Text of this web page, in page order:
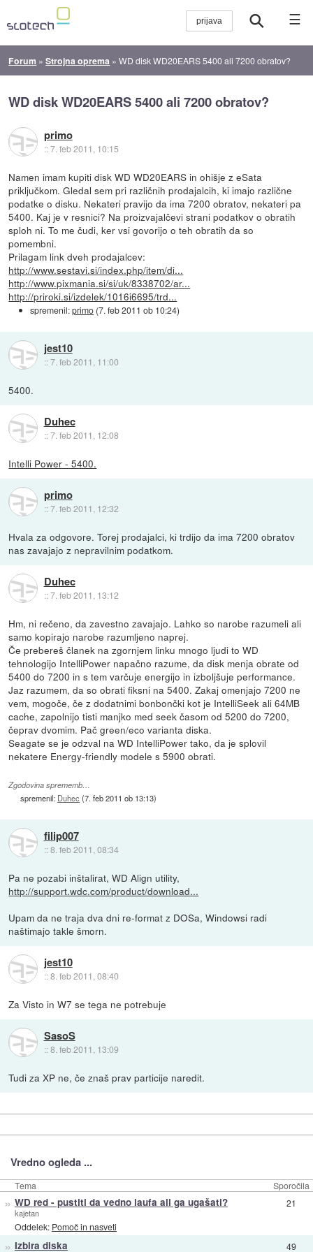
☰
Forum »Strojna oprema »WD disk WD20EARS 5400 ali 7200 obratov?
WD disk WD20EARS 5400 ali 7200 obratov?
primo
::7. feb 2011, 10:15
Namen imam kupiti disk WD WD20EARS in ohišje z eSata
priključkom. Gledal sem pri različnih prodajalcih, ki imajo različne
podatke o disku. Nekateri pravijo da ima 7200 obratov, nekateri pa
5400. Kaj je v resnici? Na proizvajalčevi strani podatkov o obratih
sploh ni. To me čudi, ker vsi govorijo o teh obratih da so
pomembni.
Prilagam link dveh prodajalcev:
http://www.sestavi.si/index.php/item/di...
http://www.pixmania.si/si/uk/8338702/ar...
http://priroki.si/izdelek/1016i6695/trd...
spremenil:primo (7. feb 2011 ob 10:24)
jest10
::7. feb 2011, 11:00
5400.
Duhec
::7. feb 2011, 12:08
Intelli Power - 5400.
primo
::7. feb 2011, 12:32
Hvala za odgovore. Torej prodajalci, ki trdijo da ima 7200 obratov
nas zavajajo z nepravilnim podatkom.
Duhec
::7. feb 2011, 13:12
Hm, ni rečeno, da zavestno zavajajo. Lahko so narobe razumeli ali
samo kopirajo narobe razumljeno naprej.
Če prebereš članek na zgornjem linku mnogo ljudi to WD
tehnologijo IntelliPower napačno razume, da disk menja obrate od
5400 do 7200 in s tem varčuje energijo in izboljšuje performance.
Jaz razumem, da so obrati fiksni na 5400. Zakaj omenjajo 7200 ne
vem, mogoče, če z dodatnimi bonbončki kot je IntelliSeek ali 64MB
cache, zapolnijo tisti manjko med seek časom od 5200 do 7200,
čeprav dvomim. Pač green/eco varianta diska.
Seagate se je odzval na WD IntelliPower tako, da je splovil
nekatere Energy-friendly modele s 5900 obrati.
Zgodovina sprememb…
spremenil: Duhec (7. feb 2011 ob 13:13)
filip007
::8. feb 2011, 08:34
Pa ne pozabi inštalirat, WD Align utility,
http://support.wdc.com/product/download...
Upam da ne traja dva dni re-format z DOSa, Windowsi radi
naštimajo takle šmorn.
jest10
::8. feb 2011, 08:40
Za Visto in W7 se tega ne potrebuje
SasoS
::8. feb 2011, 13:09
Tudi za XP ne, če znaš prav particije naredit.
Vredno ogleda ...
Tema Sporočila
» WD red - pustiti da vedno laufa ali ga ugašati?
kajetan
Oddelek: Pomoč in nasveti
21
» Izbira diska 49